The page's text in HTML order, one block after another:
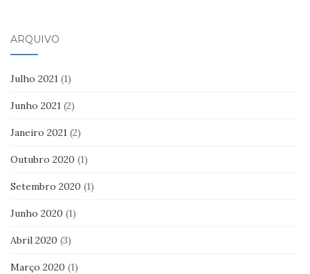
ARQUIVO
Julho 2021 (1)
Junho 2021 (2)
Janeiro 2021 (2)
Outubro 2020 (1)
Setembro 2020 (1)
Junho 2020 (1)
Abril 2020 (3)
Março 2020 (1)